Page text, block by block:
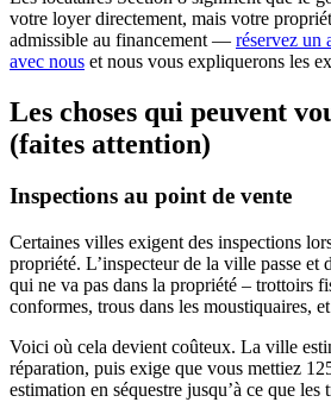
votre loyer directement, mais votre
admissible au financement — réservez un
avec nous et nous vous expliquerons les
Les choses qui peuvent
(faites attention)
Inspections au point de vente
Certaines villes exigent des inspections
propriété. L’inspecteur de la ville passe et
qui ne va pas dans la propriété – trottoirs
conformes, trous dans les moustiquaires, et
Voici où cela devient coûteux. La ville
réparation, puis exige que vous mettiez
estimation en séquestre jusqu’à ce que les